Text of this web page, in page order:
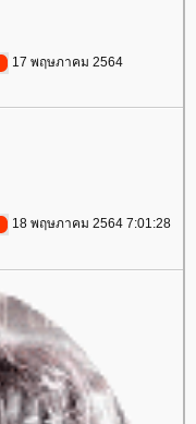
17 พฤษภาคม 2564
18 พฤษภาคม 2564 7:01:28